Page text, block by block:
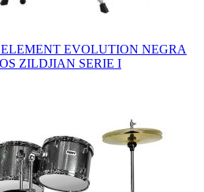
EVOLUTION NEGRA
ZILDJIAN SERIE I